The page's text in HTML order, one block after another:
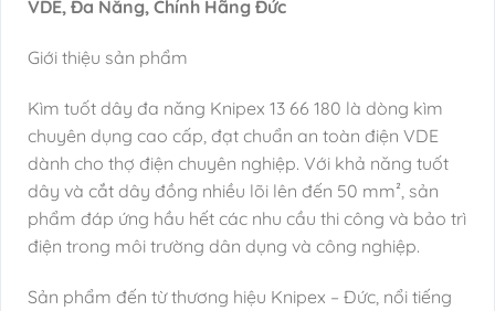
VDE, Đa Năng, Chính Hãng Đức
Giới thiệu sản phẩm
Kìm tuốt dây đa năng Knipex 13 66 180 là dòng kìm
chuyên dụng cao cấp, đạt chuẩn an toàn điện VDE
dành cho thợ điện chuyên nghiệp. Với khả năng tuốt
dây và cắt dây đồng nhiều lõi lên đến 50 mm², sản
phẩm đáp ứng hầu hết các nhu cầu thi công và bảo trì
điện trong môi trường dân dụng và công nghiệp.
Sản phẩm đến từ thương hiệu Knipex – Đức, nổi tiếng